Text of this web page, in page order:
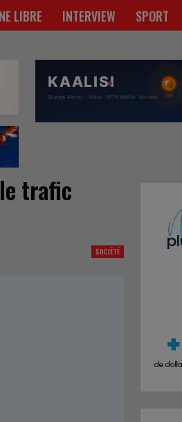
LIBRE INTERVIEW SPORT
trafic
SOCIÉTÉ